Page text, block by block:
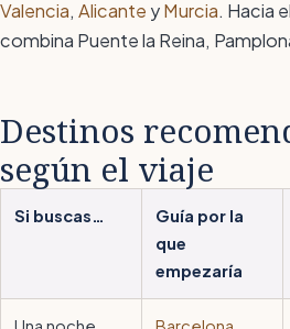
Valencia, Alicante yMurcia. Hacia
combina Puente la Reina,
Destinos
según el viaje
Si buscas…
Guía por la
que
empezaría